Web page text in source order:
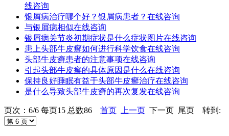
线咨询
银屑病治疗哪个好？银屑病患者？ 在线咨询
与银屑病相似在线咨询
银屑病关节炎初期症状是什么症状图片在线咨询
患上头部牛皮癣如何进行科学饮食在线咨询
头部牛皮癣患者的注意事项在线咨询
引起头部牛皮癣的具体原因是什么在线咨询
保持良好睡眠有益于头部牛皮癣治疗在线咨询
是什么导致头部牛皮癣的再次复发在线咨询
页次：6/6 每页15 总数86 首页 上一页 下一页 尾页 转到: